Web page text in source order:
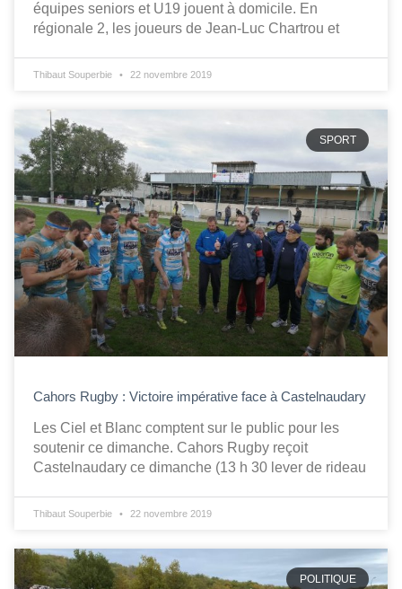
équipes seniors et U19 jouent à domicile. En
régionale 2, les joueurs de Jean-Luc Chartrou et
Thibaut Souperbie 22 novembre 2019
SPORT
Cahors Rugby : Victoire impérative face à Castelnaudary
Les Ciel et Blanc comptent sur le public pour les
soutenir ce dimanche. Cahors Rugby reçoit
Castelnaudary ce dimanche (13 h 30 lever de rideau
Thibaut Souperbie 22 novembre 2019
POLITIQUE